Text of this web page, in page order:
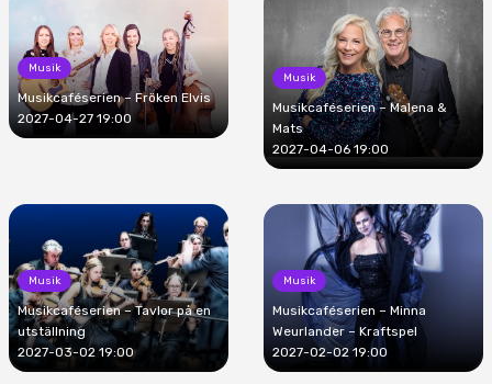
Musik
Musikcaféserien – Fröken Elvis
2027-04-27 19:00
Musik
Musikcaféserien – Malena &
Mats
2027-04-06 19:00
Musik
Musikcaféserien – Tavlor på en
utställning
2027-03-02 19:00
Musik
Musikcaféserien – Minna
Weurlander – Kraftspel
2027-02-02 19:00